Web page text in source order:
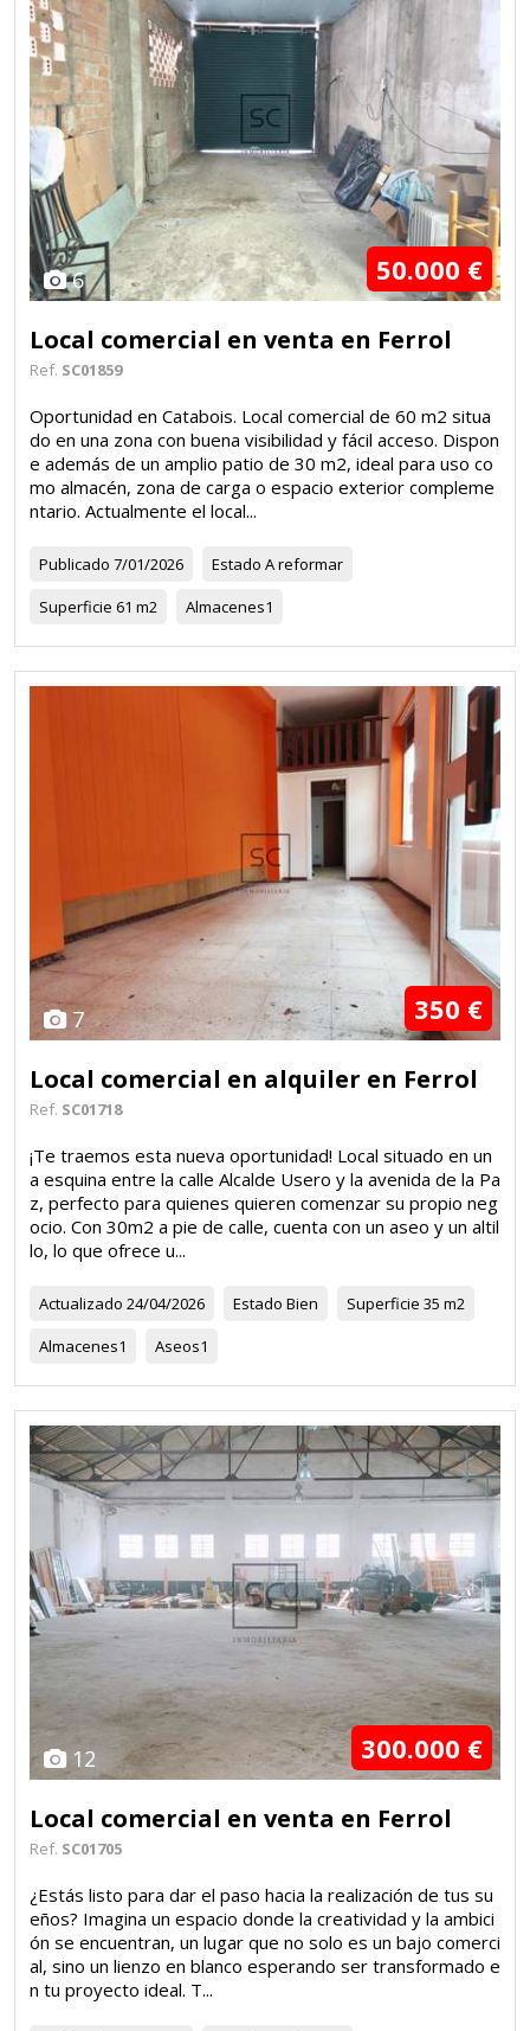
6 50.000 €
Local comercial en venta en Ferrol
Ref. SC01859
Oportunidad en Catabois. Local comercial de 60 m2 situa
do en una zona con buena visibilidad y fácil acceso. Dispon
e además de un amplio patio de 30 m2, ideal para uso co
mo almacén, zona de carga o espacio exterior compleme
ntario. Actualmente el local...
Publicado 7/01/2026 Estado A reformar
Superficie 61 m2 Almacenes1
7 350 €
Local comercial en alquiler en Ferrol
Ref. SC01718
¡Te traemos esta nueva oportunidad! Local situado en un
a esquina entre la calle Alcalde Usero y la avenida de la Pa
z, perfecto para quienes quieren comenzar su propio neg
ocio. Con 30m2 a pie de calle, cuenta con un aseo y un altil
lo, lo que ofrece u...
Actualizado 24/04/2026 Estado Bien Superficie 35 m2
Almacenes1 Aseos1
12 300.000 €
Local comercial en venta en Ferrol
Ref. SC01705
¿Estás listo para dar el paso hacia la realización de tus su
eños? Imagina un espacio donde la creatividad y la ambici
ón se encuentran, un lugar que no solo es un bajo comerci
al, sino un lienzo en blanco esperando ser transformado e
n tu proyecto ideal. T...